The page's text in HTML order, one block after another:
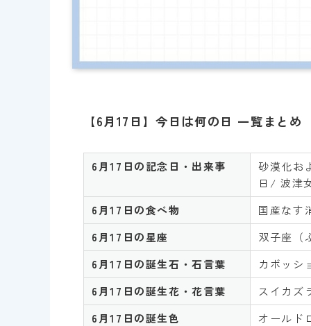
【6月17日】今日は何の日 一覧まとめ
6月17日の記念日・出来事
砂漠化お
日/ 波津
6月17日の食べ物
国産なす
6月17日の星座
双子座（
6月17日の誕生石・石言葉
カボッシ
6月17日の誕生花・花言葉
スイカズ
6月17日の誕生色
オールド